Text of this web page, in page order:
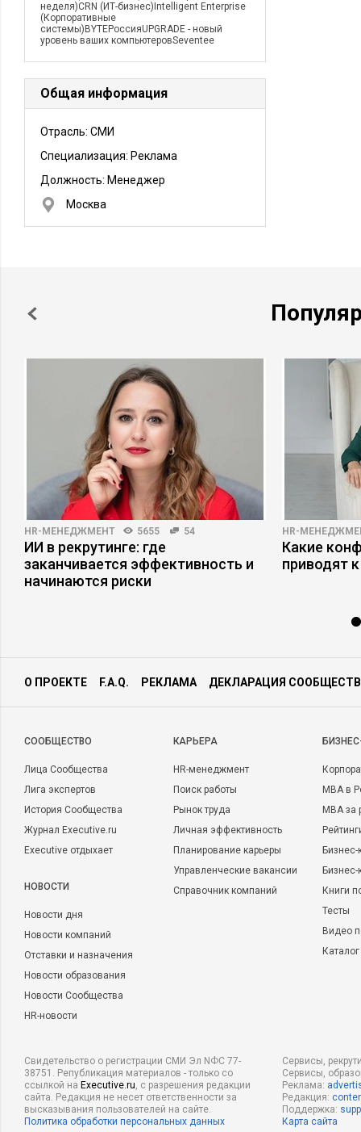
неделя)CRN (ИТ-бизнес)Intelligent Enterprise
(Корпоративные
системы)BYTEРоссияUPGRADE - новый
уровень ваших компьютеровSeventee
Общая информация
Отрасль: СМИ
Специализация: Реклама
Должность: Менеджер
Москва
HR-МЕНЕДЖМЕНТ 5655 54
ИИ в рекрутинге: где
заканчивается эффективность и
начинаются риски
HR-
Какие
приводят
О ПРОЕКТЕ F.A.Q. РЕКЛАМА ДЕКЛАРАЦИЯ
CООБЩЕСТВО
Лица Сообщества
Лига экспертов
История Сообщества
Журнал Executive.ru
Executive отдыхает
НОВОСТИ
Новости дня
Новости компаний
Отставки и назначения
Новости образования
Новости Сообщества
HR-новости
КАРЬЕРА
HR-менеджмент
Поиск работы
Рынок труда
Личная эффективность
Планирование карьеры
Управленческие вакансии
Справочник компаний
MBA в
MBA
Бизнес-
Книги
Тесты
Видео
Свидетельство о регистрации СМИ Эл NФС 77-
38751. Републикация материалов - только со
ссылкой на Executive.ru, с разрешения редакции
сайта. Редакция не несет ответственности за
высказывания пользователей на сайте.
Политика обработки персональных данных
Сервисы,
Сервисы,
Реклама:
Редакция:
Поддержка:
Карта сайта